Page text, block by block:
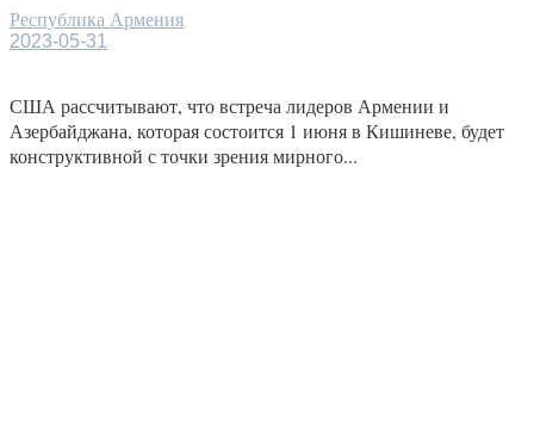
Республика Армения
2023-05-31
США рассчитывают, что встреча лидеров Армении и
Азербайджана, которая состоится 1 июня в Кишиневе, будет
конструктивной с точки зрения мирного...